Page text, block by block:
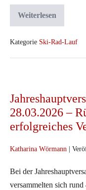
WeiterlesenRottenbucher
Radlbiathlon
04.07.2026
Kategorie Ski-Rad-Lauf
TSV
am
28.03.2026
auf
ein
28.03.2026 –
erfolgreiches
Katharina Wörmann
Bei der
versammelten sich